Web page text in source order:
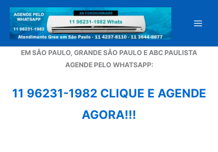
para
conteúdo
EM SÃO PAULO, GRANDE SÃO PAULO E ABC PAULISTA
AGENDE PELO WHATSAPP:
11 96231-1982 CLIQUE E AGENDE
AGORA!!!